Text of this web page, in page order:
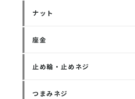
ナット
座金
止め輪・止めネジ
つまみネジ